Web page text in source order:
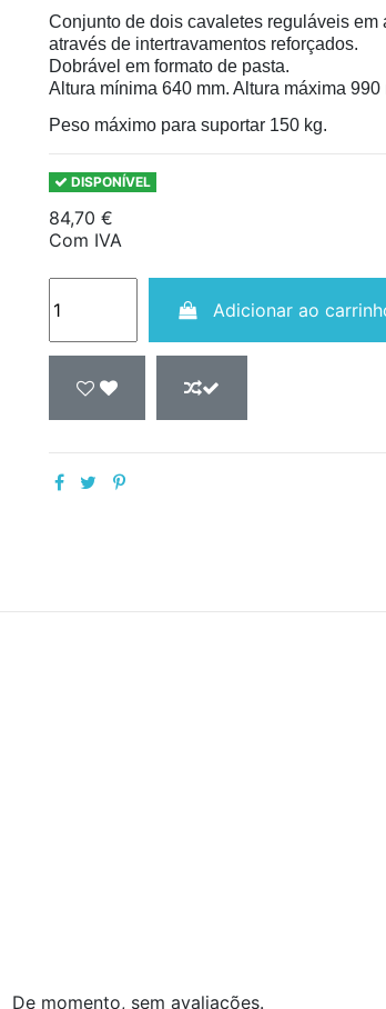
Conjunto de dois cavaletes reguláveis em
através de intertravamentos reforçados.
Dobrável em formato de pasta.
Altura mínima 640 mm. Altura máxima 990
Peso máximo para suportar 150 kg.
DISPONÍVEL
84,70 €
Com IVA
Adicionar ao
De momento, sem avaliações.